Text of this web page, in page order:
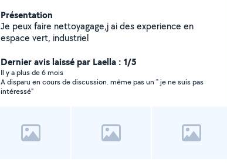
Présentation
Je peux faire nettoyagage,j ai des experience en
espace vert, industriel
Dernier avis laissé par Laella : 1/5
Il y a plus de 6 mois
A disparu en cours de discussion. même pas un " je ne suis pas
intéressé"